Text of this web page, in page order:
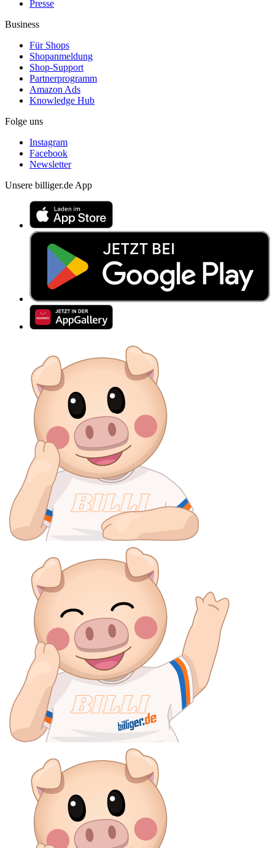
Presse
Business
Für Shops
Shopanmeldung
Shop-Support
Partnerprogramm
Amazon Ads
Knowledge Hub
Folge uns
Instagram
Facebook
Newsletter
Unsere billiger.de App